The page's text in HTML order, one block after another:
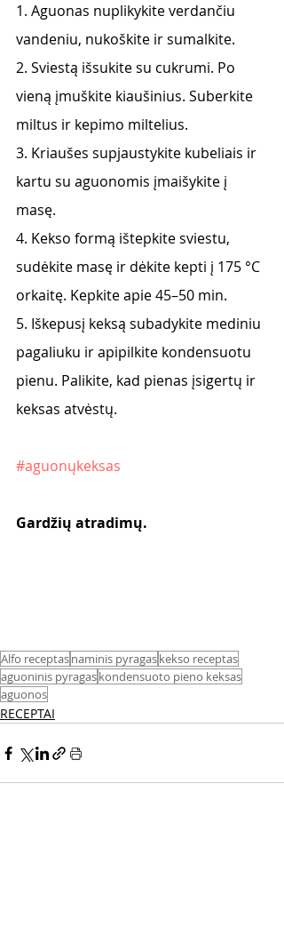
1. Aguonas nuplikykite verdančiu
vandeniu, nukoškite ir sumalkite.
2. Sviestą išsukite su cukrumi. Po
vieną įmuškite kiaušinius. Suberkite
miltus ir kepimo miltelius.
3. Kriaušes supjaustykite kubeliais ir
kartu su aguonomis įmaišykite į
masę.
4. Kekso formą ištepkite sviestu,
sudėkite masę ir dėkite kepti į 175 °C
orkaitę. Kepkite apie 45–50 min.
5. Iškepusį keksą subadykite mediniu
pagaliuku ir apipilkite kondensuotu
pienu. Palikite, kad pienas įsigertų ir
keksas atvėstų.
#aguonųkeksas
Gardžių atradimų.
Alfo receptasnaminis pyragaskekso receptas
aguoninis pyragaskondensuoto pieno keksas
aguonos
RECEPTAI